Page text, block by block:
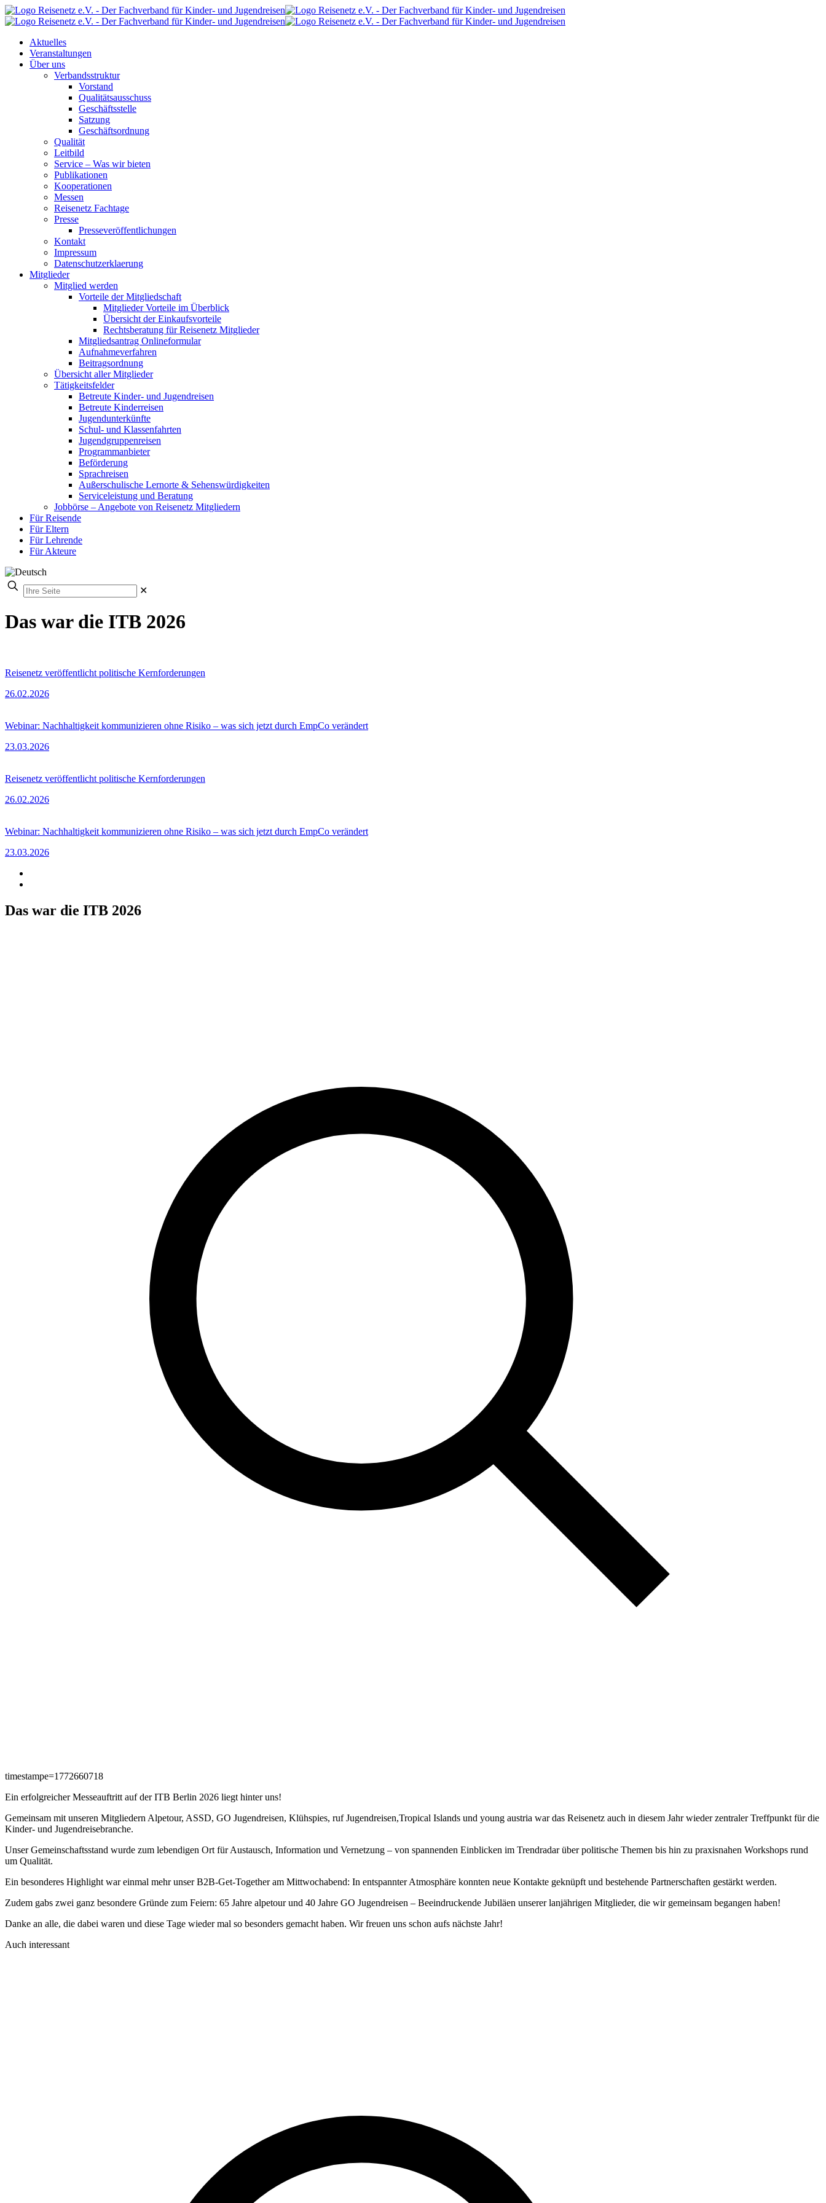
Aktuelles
Veranstaltungen
Über uns
Verbandsstruktur
Vorstand
Qualitätsausschuss
Geschäftsstelle
Satzung
Geschäftsordnung
Qualität
Leitbild
Service – Was wir bieten
Publikationen
Kooperationen
Messen
Reisenetz Fachtage
Presse
Presseveröffentlichungen
Kontakt
Impressum
Datenschutzerklaerung
Mitglieder
Mitglied werden
Vorteile der Mitgliedschaft
Mitglieder Vorteile im Überblick
Übersicht der Einkaufsvorteile
Rechtsberatung für Reisenetz Mitglieder
Mitgliedsantrag Onlineformular
Aufnahmeverfahren
Beitragsordnung
Übersicht aller Mitglieder
Tätigkeitsfelder
Betreute Kinder- und Jugendreisen
Betreute Kinderreisen
Jugendunterkünfte
Schul- und Klassenfahrten
Jugendgruppenreisen
Programmanbieter
Beförderung
Sprachreisen
Außerschulische Lernorte & Sehenswürdigkeiten
Serviceleistung und Beratung
Jobbörse – Angebote von Reisenetz Mitgliedern
Für Reisende
Für Eltern
Für Lehrende
Für Akteure
✕
Das war die ITB 2026
Reisenetz veröffentlicht politische Kernforderungen
26.02.2026
Webinar: Nachhaltigkeit kommunizieren ohne Risiko – was sich jetzt durch EmpCo verändert
23.03.2026
Reisenetz veröffentlicht politische Kernforderungen
26.02.2026
Webinar: Nachhaltigkeit kommunizieren ohne Risiko – was sich jetzt durch EmpCo verändert
23.03.2026
Das war die ITB 2026
timestampe=1772660718
Ein erfolgreicher Messeauftritt auf der ITB Berlin 2026 liegt hinter uns!
Gemeinsam mit unseren Mitgliedern Alpetour, ASSD, GO Jugendreisen, Klühspies, ruf Jugendreisen,Tropical Islands und young austria war das Reisenetz auch in diesem Jahr wieder zentraler Treffpunkt für die
Kinder- und Jugendreisebranche.
Unser Gemeinschaftsstand wurde zum lebendigen Ort für Austausch, Information und Vernetzung – von spannenden Einblicken im Trendradar über politische Themen bis hin zu praxisnahen Workshops rund
um Qualität.
Ein besonderes Highlight war einmal mehr unser B2B-Get-Together am Mittwochabend: In entspannter Atmosphäre konnten neue Kontakte geknüpft und bestehende Partnerschaften gestärkt werden.
Zudem gabs zwei ganz besondere Gründe zum Feiern: 65 Jahre alpetour und 40 Jahre GO Jugendreisen – Beeindruckende Jubiläen unserer lanjährigen Mitglieder, die wir gemeinsam begangen haben!
Danke an alle, die dabei waren und diese Tage wieder mal so besonders gemacht haben. Wir freuen uns schon aufs nächste Jahr!
Auch interessant